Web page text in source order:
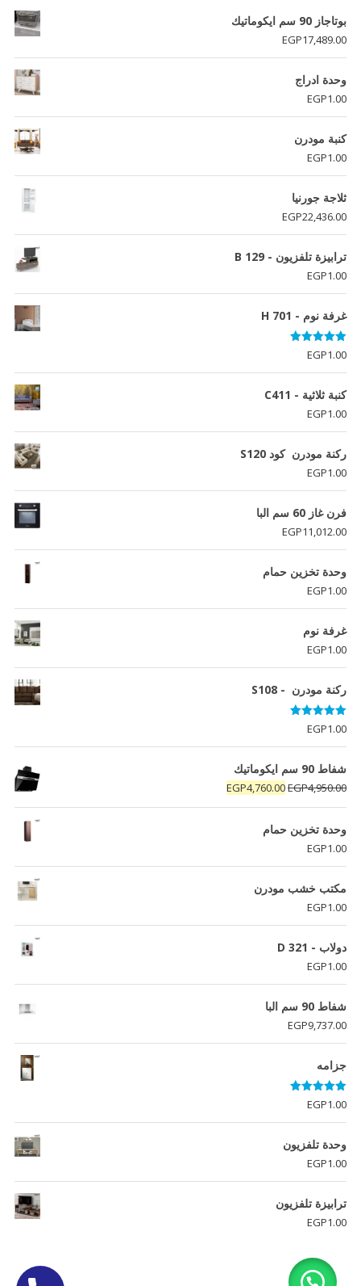
بوتاجاز 90 سم ايكوماتيك
EGP17,489.00
وحدة ادراج
EGP1.00
كنبة مودرن
EGP1.00
ثلاجة جورنيا
EGP22,436.00
ترابيزة تلفزيون - B 129
EGP1.00
غرفة نوم - H 701
تم التقييم
5.00
من 5
EGP1.00
كنبة ثلاثية - C411
EGP1.00
ركنة مودرن كود S120
EGP1.00
فرن غاز 60 سم البا
EGP11,012.00
وحدة تخزين حمام
EGP1.00
غرفة نوم
EGP1.00
ركنة مودرن - S108
تم التقييم
5.00
من 5
EGP1.00
شفاط 90 سم ايكوماتيك
EGP4,950.00
السعر
الأصلي
هو:
EGP4,760.00
السعر
الحالي
وحدة تخزين حمام
EGP1.00
مكتب خشب مودرن
EGP1.00
دولاب - D 321
EGP1.00
شفاط 90 سم البا
EGP9,737.00
جزامه
تم التقييم
5.00
من 5
EGP1.00
وحدة تلفزيون
EGP1.00
ترابيزة تلفزيون
EGP1.00